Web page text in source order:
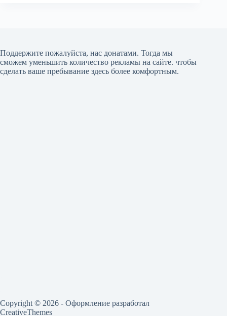
Поддержите пожалуйста, нас донатами. Тогда мы
сможем уменьшить количество рекламы на сайте. чтобы
сделать ваше пребывание здесь более комфортным.
Copyright © 2026 - Оформление разработал
CreativeThemes